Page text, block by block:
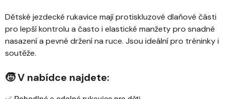
Dětské jezdecké rukavice mají protiskluzové dlaňové části
pro lepší kontrolu a často i elastické manžety pro snadné
nasazení a pevné držení na ruce. Jsou ideální pro tréninky i
soutěže.
🧒 V nabídce najdete: